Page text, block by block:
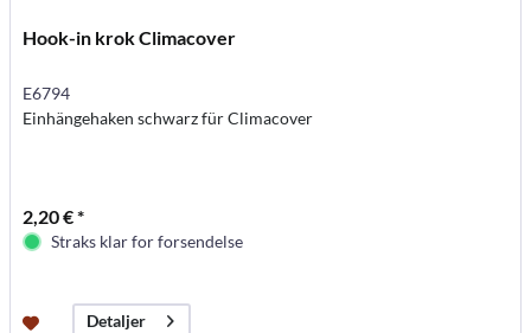
Hook-in krok Climacover
E6794
Einhängehaken schwarz für Climacover
2,20 € *
Straks klar for forsendelse
Detaljer